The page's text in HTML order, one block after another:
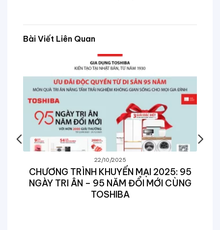
Bài Viết Liên Quan
CHƯƠNG TRÌNH KHUYẾN MẠI 2025: 95
NGÀY TRI ÂN – 95 NĂM ĐỔI MỚI CÙNG
TOSHIBA
22/10/2025